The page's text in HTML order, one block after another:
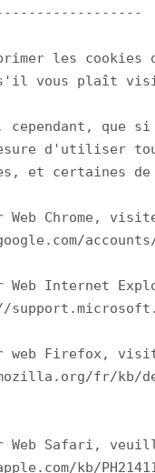
les cookies
vous plaît
que si
d'utiliser
et certaines
Chrome,
accounts/
Web Internet
Firefox,
fr/kb/
Safari,
kb/